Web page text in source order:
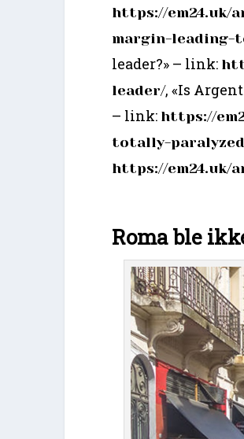
https://em24.uk/
margin-leading-
leader?» – link:
leader/, «Is
– link: https://
totally-
https://em24.uk/
Roma ble